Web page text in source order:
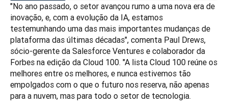
"No ano passado, o setor avançou rumo a uma nova era de
inovação, e, com a evolução da IA, estamos
testemunhando uma das mais importantes mudanças de
plataforma das últimas décadas", comenta Paul Drews,
sócio-gerente da Salesforce Ventures e colaborador da
Forbes na edição da Cloud 100. "A lista Cloud 100 reúne os
melhores entre os melhores, e nunca estivemos tão
empolgados com o que o futuro nos reserva, não apenas
para a nuvem, mas para todo o setor de tecnologia.